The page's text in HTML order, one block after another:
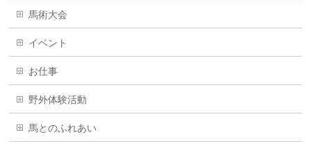
馬術大会
イベント
お仕事
野外体験活動
馬とのふれあい